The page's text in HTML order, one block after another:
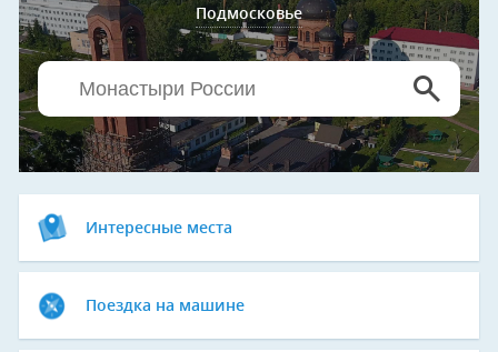
Подмосковье
Интересные места
Поездка на машине